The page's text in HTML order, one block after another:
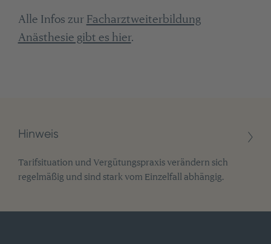
Alle Infos zur Facharztweiterbildung
Anästhesie gibt es hier.
Hinweis
Tarifsituation und Vergütungspraxis verändern sich
regelmäßig und sind stark vom Einzelfall abhängig.